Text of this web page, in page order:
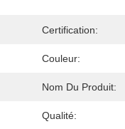
Certification:
Couleur:
Nom Du Produit:
Qualité: